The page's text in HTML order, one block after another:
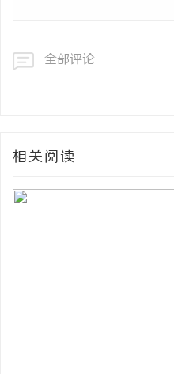
全部评论
相关阅读